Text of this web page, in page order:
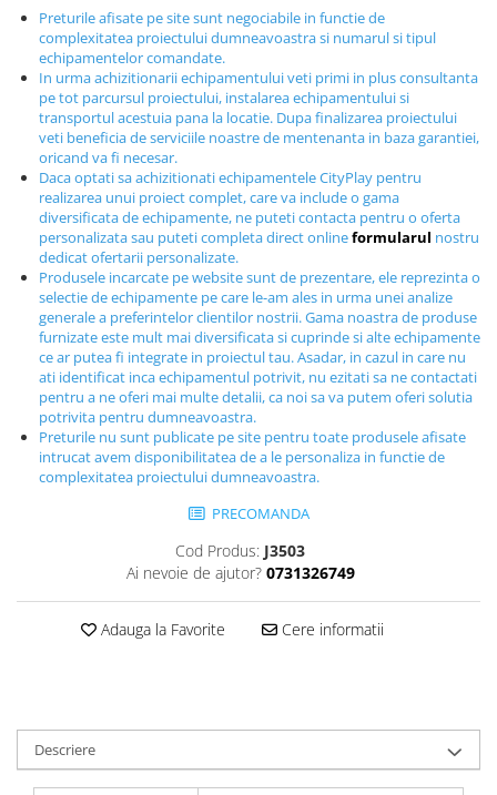
MOBILIER URBAN
Garduri/Imprejmuiri
Cosuri de gunoi
Panouri pentru informare/Marcaje
Foisoare si pergole
Rastel Biciclete
Banci
Preturile afisate pe site sunt negociabile in functie de
complexitatea proiectului dumneavoastra si numarul si tipul
echipamentelor comandate.
In urma achizitionarii echipamentului veti primi in plus consultanta
pe tot parcursul proiectului, instalarea echipamentului si
transportul acestuia pana la locatie. Dupa finalizarea proiectului
veti beneficia de serviciile noastre de mentenanta in baza garantiei,
oricand va fi necesar.
Daca optati sa achizitionati echipamentele CityPlay pentru
realizarea unui proiect complet, care va include o gama
diversificata de echipamente, ne puteti contacta pentru o oferta
personalizata sau puteti completa direct onlineformularul nostru
dedicat ofertarii personalizate.
Produsele incarcate pe website sunt de prezentare, ele reprezinta o
selectie de echipamente pe care le-am ales in urma unei analize
generale a preferintelor clientilor nostrii. Gama noastra de produse
furnizate este mult mai diversificata si cuprinde si alte echipamente
ce ar putea fi integrate in proiectul tau. Asadar, in cazul in care nu
ati identificat inca echipamentul potrivit, nu ezitati sa ne contactati
pentru a ne oferi mai multe detalii, ca noi sa va putem oferi solutia
potrivita pentru dumneavoastra.
Preturile nu sunt publicate pe site pentru toate produsele afisate
intrucat avem disponibilitatea de a le personaliza in functie de
complexitatea proiectului dumneavoastra.
PRECOMANDA
Cod Produs: J3503
Ai nevoie de ajutor? 0731326749
Adauga la Favorite Cere informatii
Descriere